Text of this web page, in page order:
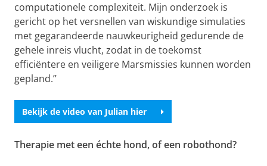
computationele complexiteit. Mijn onderzoek is
gericht op het versnellen van wiskundige simulaties
met gegarandeerde nauwkeurigheid gedurende de
gehele inreis vlucht, zodat in de toekomst
efficiëntere en veiligere Marsmissies kunnen worden
gepland.’’
Bekijk de video van Julian hier
Therapie met een échte hond, of een robothond?